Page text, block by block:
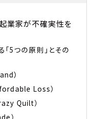
起業家が不確実性を
「5つの原則」とその
）
Loss）
Quilt）